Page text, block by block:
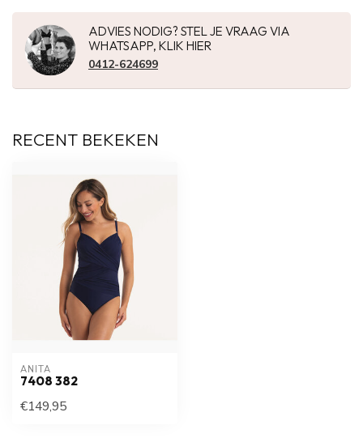
ADVIES NODIG? STEL JE VRAAG VIA
WHATSAPP, KLIK HIER
0412-624699
RECENT BEKEKEN
ANITA
7408 382
€149,95